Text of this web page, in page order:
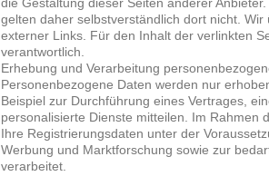
gelten daher selbstverständlich dort nicht.
externer Links. Für den Inhalt der verlinkten
verantwortlich.
Erhebung und Verarbeitung
Personenbezogene Daten werden nur
Beispiel zur Durchführung eines Vertrages,
personalisierte Dienste mitteilen. Im Rahmen
Ihre Registrierungsdaten unter der
Werbung und Marktforschung sowie zur
verarbeitet.